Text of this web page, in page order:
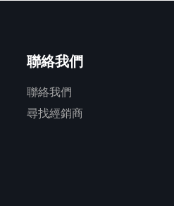
聯絡我們
聯絡我們
尋找經銷商